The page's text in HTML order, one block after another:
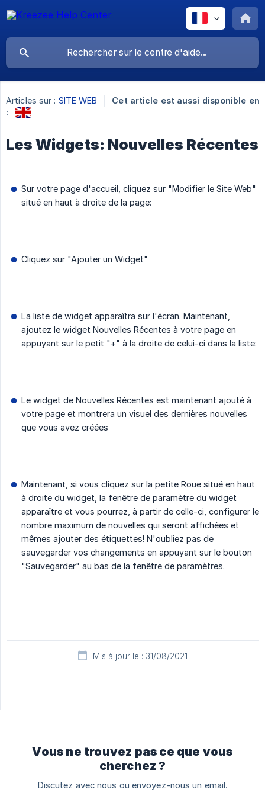
Articles sur : SITE WEB
Cet article est aussi disponible en
:
Les Widgets: Nouvelles Récentes
Sur votre page d'accueil, cliquez sur "Modifier le Site Web"
situé en haut à droite de la page:
Cliquez sur "Ajouter un Widget"
La liste de widget apparaîtra sur l'écran. Maintenant,
ajoutez le widget Nouvelles Récentes à votre page en
appuyant sur le petit "+" à la droite de celui-ci dans la liste:
Le widget de Nouvelles Récentes est maintenant ajouté à
votre page et montrera un visuel des dernières nouvelles
que vous avez créées
Maintenant, si vous cliquez sur la petite Roue situé en haut
à droite du widget, la fenêtre de paramètre du widget
apparaître et vous pourrez, à partir de celle-ci, configurer le
nombre maximum de nouvelles qui seront affichées et
mêmes ajouter des étiquettes! N'oubliez pas de
sauvegarder vos changements en appuyant sur le bouton
"Sauvegarder" au bas de la fenêtre de paramètres.
Mis à jour le : 31/08/2021
Vous ne trouvez pas ce que vous
cherchez ?
Discutez avec nous ou envoyez-nous un email.